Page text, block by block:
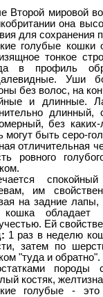
Второй мировой
она
для сохранения
голубые кошки
тонкое
в профиль
Уши
без волос, на
и длинные.
длинный,
без
могут быть серо-
отличительная
ровного
им
на задние
обладает
Ей
1 раз в неделю
затем по
"туда и обратно".
породы
костяк,
голубые -